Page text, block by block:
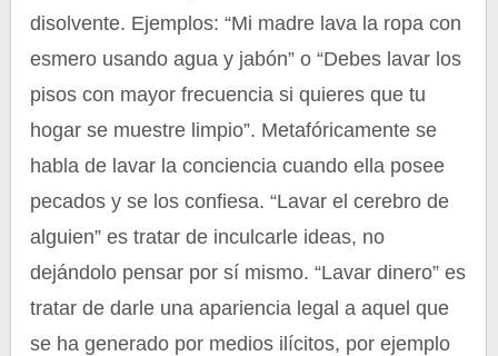
disolvente. Ejemplos: “Mi madre lava la ropa con
esmero usando agua y jabón” o “Debes lavar los
pisos con mayor frecuencia si quieres que tu
hogar se muestre limpio”. Metafóricamente se
habla de lavar la conciencia cuando ella posee
pecados y se los confiesa. “Lavar el cerebro de
alguien” es tratar de inculcarle ideas, no
dejándolo pensar por sí mismo. “Lavar dinero” es
tratar de darle una apariencia legal a aquel que
se ha generado por medios ilícitos, por ejemplo